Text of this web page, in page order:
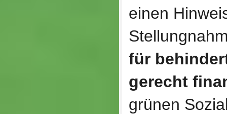
einen
für
gerecht
grünen